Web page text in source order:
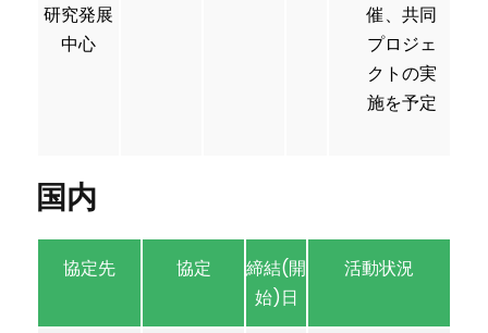
研究発展
中心
催、共同
プロジェ
クトの実
施を予定
国内
協定先 協定
締結(開
始)日
活動状況